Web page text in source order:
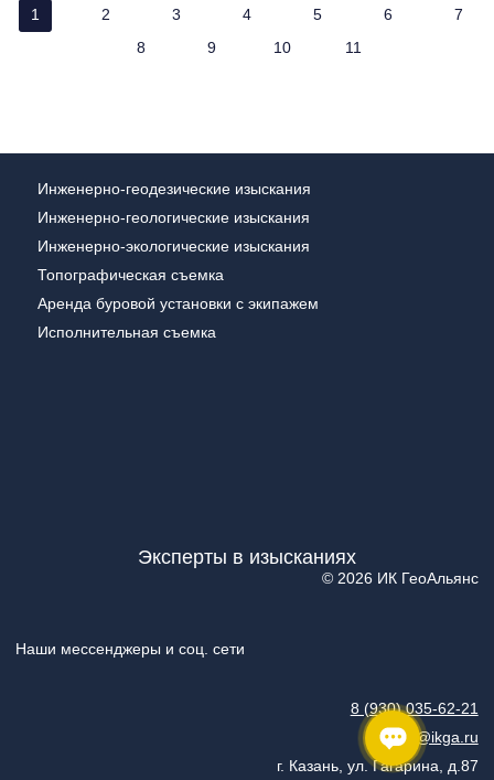
1 2 3 4 5 6
7
8
9 10 11
Инженерно-геодезические изыскания
Инженерно-геологические изыскания
Инженерно-экологические изыскания
Топографическая съемка
Аренда буровой установки с экипажем
Исполнительная съемка
Эксперты в изысканиях
© 2026 ИК ГеоАльянс
Наши мессенджеры и соц. сети
8 (930) 035-62-21
info@ikga.ru
г. Казань, ул. Гагарина, д.87